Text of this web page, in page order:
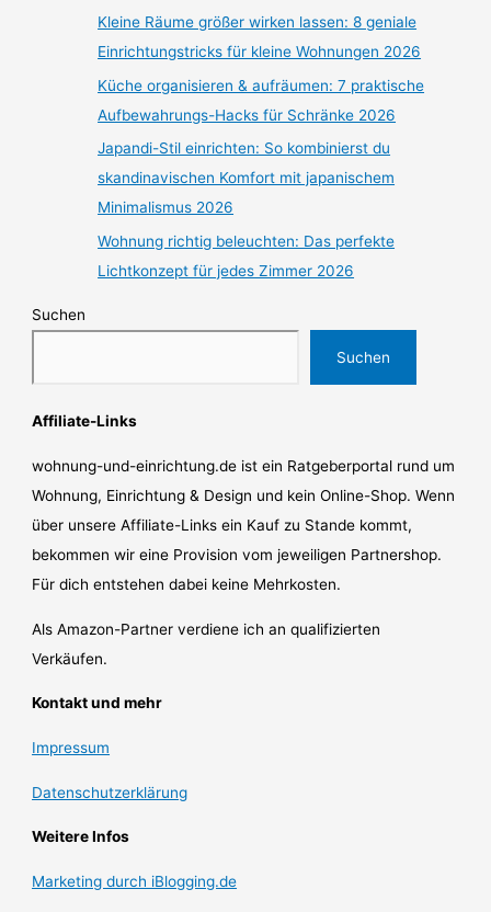
Kleine Räume größer wirken lassen: 8 geniale
Einrichtungstricks für kleine Wohnungen 2026
Küche organisieren & aufräumen: 7 praktische
Aufbewahrungs-Hacks für Schränke 2026
Japandi-Stil einrichten: So kombinierst du
skandinavischen Komfort mit japanischem
Minimalismus 2026
Wohnung richtig beleuchten: Das perfekte
Lichtkonzept für jedes Zimmer 2026
Suchen
Suchen
Affiliate-Links
wohnung-und-einrichtung.de ist ein Ratgeberportal rund um
Wohnung, Einrichtung & Design und kein Online-Shop. Wenn
über unsere Affiliate-Links ein Kauf zu Stande kommt,
bekommen wir eine Provision vom jeweiligen Partnershop.
Für dich entstehen dabei keine Mehrkosten.
Als Amazon-Partner verdiene ich an qualifizierten
Verkäufen.
Kontakt und mehr
Impressum
Datenschutzerklärung
Weitere Infos
Marketing durch iBlogging.de